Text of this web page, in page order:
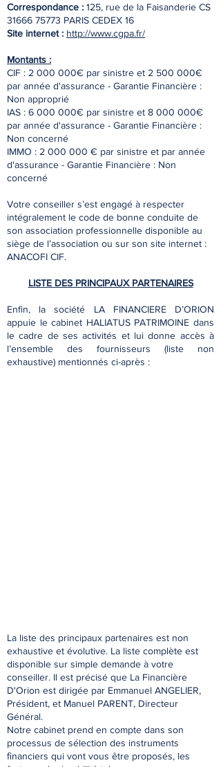
Correspondance : 125, rue de la Faisanderie CS
31666 75773 PARIS CEDEX 16
Site internet : http://www.cgpa.fr/
Montants :
CIF : 2 000 000€ par sinistre et 2 500 000€
par année d'assurance - Garantie Financière :
Non approprié
IAS : 6 000 000€ par sinistre et 8 000 000€
par année d'assurance - Garantie Financière :
Non concerné
IMMO : 2 000 000 € par sinistre et par année
d'assurance - Garantie Financière : Non
concerné
Votre conseiller s’est engagé à respecter
intégralement le code de bonne conduite de
son association professionnelle disponible au
siège de l’association ou sur son site internet :
ANACOFI CIF.
LISTE DES PRINCIPAUX PARTENAIRES
Enfin, la société LA FINANCIERE D’ORION
appuie le cabinet HALIATUS PATRIMOINE dans
le cadre de ses activités et lui donne accès à
l’ensemble des fournisseurs (liste non
exhaustive) mentionnés ci-après :
La liste des principaux partenaires est non
exhaustive et évolutive. La liste complète est
disponible sur simple demande à votre
conseiller. Il est précisé que La Financière
D'Orion est dirigée par Emmanuel ANGELIER,
Président, et Manuel PARENT, Directeur
Général.
Notre cabinet prend en compte dans son
processus de sélection des instruments
ﬁnanciers qui vont vous être proposés, les